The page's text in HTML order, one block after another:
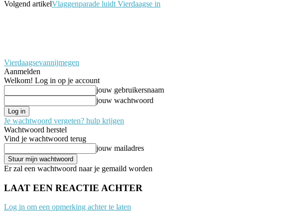
Volgend artikelVlaggenparade luidt Vierdaagse in
Vierdaagsevannijmegen
Aanmelden
Welkom! Log in op je account
jouw gebruikersnaam
jouw wachtwoord
Je wachtwoord vergeten? hulp krijgen
Wachtwoord herstel
Vind je wachtwoord terug
jouw mailadres
Er zal een wachtwoord naar je gemaild worden
LAAT EEN REACTIE ACHTER
Log in om een opmerking achter te laten